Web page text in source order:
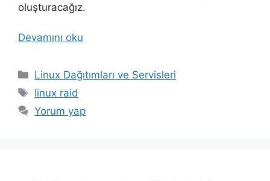
oluşturacağız.
Devamını oku
Kategoriler
Linux Dağıtımları ve Servisleri
Etiketler
linux raid
Yorum yap